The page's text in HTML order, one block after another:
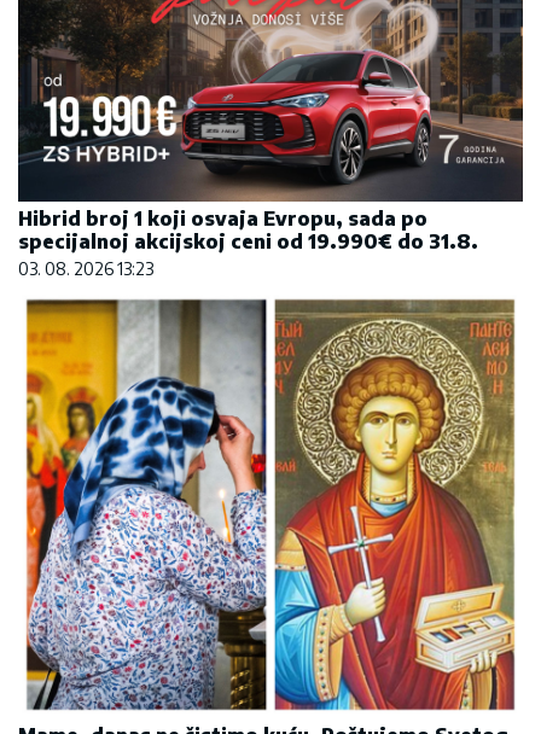
Hibrid broj 1 koji osvaja Evropu, sada po
specijalnoj akcijskoj ceni od 19.990€ do 31.8.
03. 08. 2026 13:23